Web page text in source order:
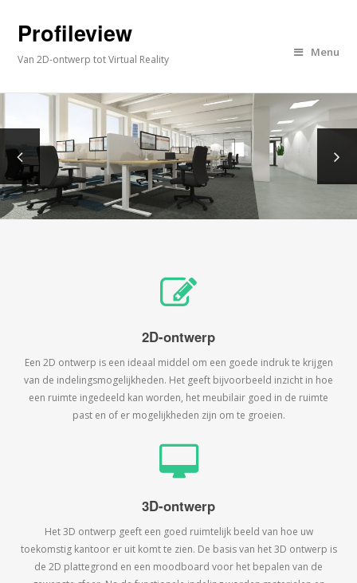
Profileview
Van 2D-ontwerp tot Virtual Reality
Menu
2D-ontwerp
Een 2D ontwerp is een ideaal middel om een goede indruk te krijgen
van de indelingsmogelijkheden. Het geeft bijvoorbeeld inzicht in hoe
een ruimte ingedeeld kan worden, het meubilair goed in de ruimte
past en of er mogelijkheden zijn om te groeien.
3D-ontwerp
Het 3D ontwerp geeft een goed ruimtelijk beeld van hoe uw
toekomstig kantoor er uit komt te zien. De basis van het 3D ontwerp is
de 2D plattegrond en een moodboard voor het bepalen van de